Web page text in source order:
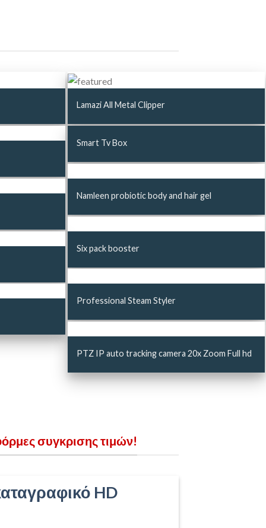
Lamazi All Metal Clipper
Smart Tv Box
Namleen probiotic body and hair gel
Six pack booster
Professional Steam Styler
PTZ IP auto tracking camera 20x Zoom Full hd
συγκρισης τιμών!
HD